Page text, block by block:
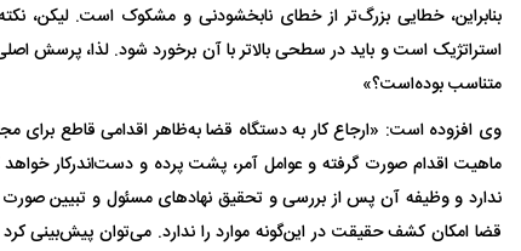
بنابراین، خطایی بزرگ‌تر از خطای نابخشودنی و مشکوک است. لیکن،
استراتژیک است و باید در سطحی بالاتر با آن برخورد شود. لذا، پرسش
متناسب بوده‌است؟»
وی افزوده است: «ارجاع کار به دستگاه قضا به‌ظاهر اقدامی قاطع برای
ماهیت اقدام صورت گرفته و عوامل آمر، پشت پرده و دست‌اندرکار
ندارد و وظیفه آن پس از بررسی و تحقیق نهاد‌های مسئول و تبیین
قضا امکان کشف حقیقت در این‌گونه موارد را ندارد. می‌توان پیش‌بینی کرد
ابهام بزرگ درباره قرارداد یاسر آسانی؛
اولین چالش حقوقی استقلال
پرسپولیس در انتظار سه خرید کلیدی
پیش از شروع لیگ